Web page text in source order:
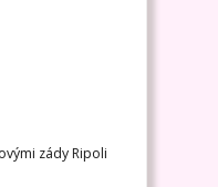
zády Ripoli